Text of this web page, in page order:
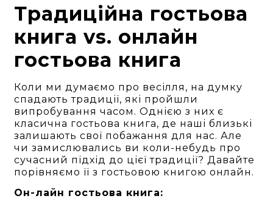
Традиційна гостьова
книга vs. онлайн
гостьова книга
Коли ми думаємо про весілля, на думку
спадають традиції, які пройшли
випробування часом. Однією з них є
класична гостьова книга, де наші близькі
залишають свої побажання для нас. Але
чи замислювались ви коли-небудь про
сучасний підхід до цієї традиції? Давайте
порівняємо її з гостьовою книгою онлайн.
Он-лайн гостьова книга: